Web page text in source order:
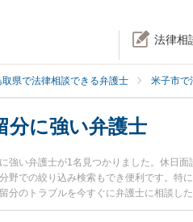
法律相
取県で法律相談できる弁護士 米子市で
分に強い弁護士
強い弁護士が1名見つかりました。休日
野での絞り込み検索もでき便利です。特
分のトラブルを今すぐに弁護士に相談し
談予約したい』などでお困りの相談者さ